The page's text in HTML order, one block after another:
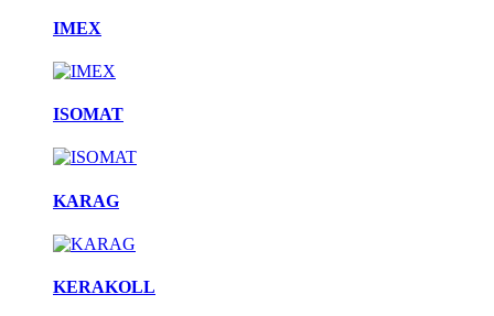
IMEX
ISOMAT
KARAG
KERAKOLL